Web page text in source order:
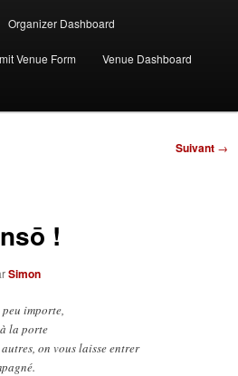
Organizer Dashboard
Venue Form Venue Dashboard
Suivant →
!
Simon
importe,
la porte
on vous laisse entrer